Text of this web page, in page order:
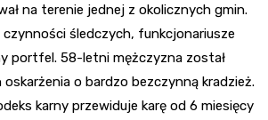
na terenie jednej z okolicznych gmin.
czynności śledczych, funkcjonariusze
portfel. 58-letni mężczyzna został
o bardzo bezczynną kradzież.
karny przewiduje karę od 6 miesięcy